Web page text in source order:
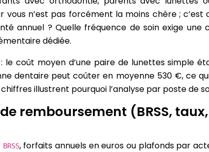
n’est pas forcément la moins chère ; c’est
annuel ? Quelle fréquence de soin exige une
dédiée.
coût moyen d’une paire de lunettes simple
dentaire peut coûter en moyenne 530 €, ce
illustrent pourquoi l’analyse par poste de
remboursement (BRSS,
BRSS, forfaits annuels en euros ou plafonds par